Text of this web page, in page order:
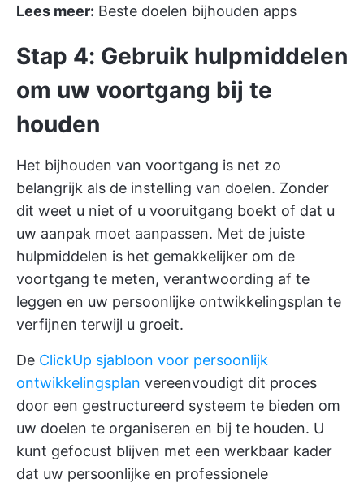
Lees meer: Beste doelen bijhouden apps
Stap 4: Gebruik hulpmiddelen
om uw voortgang bij te
houden
Het bijhouden van voortgang is net zo
belangrijk als de instelling van doelen. Zonder
dit weet u niet of u vooruitgang boekt of dat u
uw aanpak moet aanpassen. Met de juiste
hulpmiddelen is het gemakkelijker om de
voortgang te meten, verantwoording af te
leggen en uw persoonlijke ontwikkelingsplan te
verfijnen terwijl u groeit.
De ClickUp sjabloon voor persoonlijk
ontwikkelingsplan vereenvoudigt dit proces
door een gestructureerd systeem te bieden om
uw doelen te organiseren en bij te houden. U
kunt gefocust blijven met een werkbaar kader
dat uw persoonlijke en professionele